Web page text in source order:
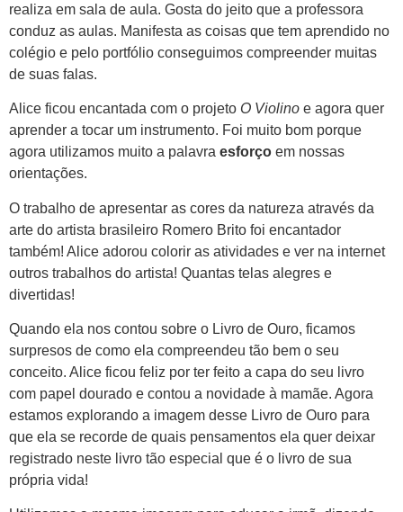
realiza em sala de aula. Gosta do jeito que a professora
conduz as aulas. Manifesta as coisas que tem aprendido no
colégio e pelo portfólio conseguimos compreender muitas
de suas falas.
Alice ficou encantada com o projeto O Violino e agora quer
aprender a tocar um instrumento. Foi muito bom porque
agora utilizamos muito a palavra esforço em nossas
orientações.
O trabalho de apresentar as cores da natureza através da
arte do artista brasileiro Romero Brito foi encantador
também! Alice adorou colorir as atividades e ver na internet
outros trabalhos do artista! Quantas telas alegres e
divertidas!
Quando ela nos contou sobre o Livro de Ouro, ficamos
surpresos de como ela compreendeu tão bem o seu
conceito. Alice ficou feliz por ter feito a capa do seu livro
com papel dourado e contou a novidade à mamãe. Agora
estamos explorando a imagem desse Livro de Ouro para
que ela se recorde de quais pensamentos ela quer deixar
registrado neste livro tão especial que é o livro de sua
própria vida!